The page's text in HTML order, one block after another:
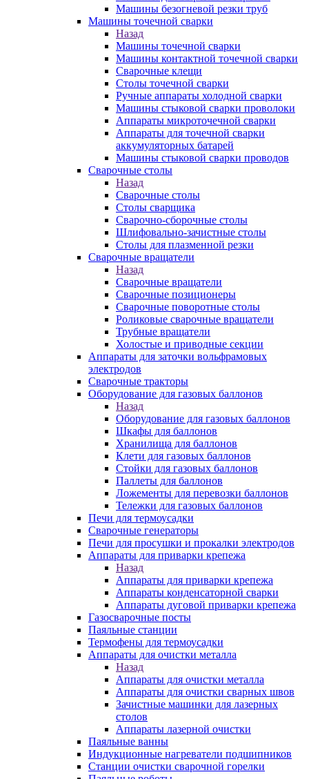
Машины безогневой резки труб
Машины точечной сварки
Назад
Машины точечной сварки
Машины контактной точечной сварки
Сварочные клещи
Столы точечной сварки
Ручные аппараты холодной сварки
Машины стыковой сварки проволоки
Аппараты микроточечной сварки
Аппараты для точечной сварки
аккумуляторных батарей
Машины стыковой сварки проводов
Сварочные столы
Назад
Сварочные столы
Столы сварщика
Сварочно-сборочные столы
Шлифовально-зачистные столы
Столы для плазменной резки
Сварочные вращатели
Назад
Сварочные вращатели
Сварочные позиционеры
Сварочные поворотные столы
Роликовые сварочные вращатели
Трубные вращатели
Холостые и приводные секции
Аппараты для заточки вольфрамовых
электродов
Сварочные тракторы
Оборудование для газовых баллонов
Назад
Оборудование для газовых баллонов
Шкафы для баллонов
Хранилища для баллонов
Клети для газовых баллонов
Стойки для газовых баллонов
Паллеты для баллонов
Ложементы для перевозки баллонов
Тележки для газовых баллонов
Печи для термоусадки
Сварочные генераторы
Печи для просушки и прокалки электродов
Аппараты для приварки крепежа
Назад
Аппараты для приварки крепежа
Аппараты конденсаторной сварки
Аппараты дуговой приварки крепежа
Газосварочные посты
Паяльные станции
Термофены для термоусадки
Аппараты для очистки металла
Назад
Аппараты для очистки металла
Аппараты для очистки сварных швов
Зачистные машинки для лазерных
столов
Аппараты лазерной очистки
Паяльные ванны
Индукционные нагреватели подшипников
Станции очистки сварочной горелки